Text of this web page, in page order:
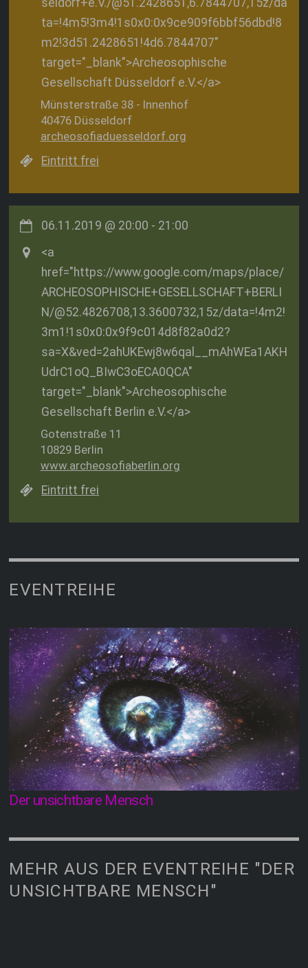
seldorf+e.V./@51.2428651,6.7844707,15z/da
ta=!4m5!3m4!1s0x0:0x9ce909f6bbf56dbd!8
m2!3d51.2428651!4d6.7844707"
target="_blank">Archeosophische
Gesellschaft Düsseldorf e.V.</a>
Münsterstraße 38 - Innenhof
40476 Düsseldorf
archeosofiaduesseldorf.org
Eintritt frei
06.11.2019 @ 20:00 - 21:00
<a
href="https://www.google.com/maps/place/
ARCHEOSOPHISCHE+GESELLSCHAFT+BERLI
N/@52.4826708,13.3600732,15z/data=!4m2!
3m1!1s0x0:0x9f9c014d8f82a0d2?
sa=X&ved=2ahUKEwj8w6qal__mAhWEa1AKH
UdrC1oQ_BIwC3oECA0QCA"
target="_blank">Archeosophische
Gesellschaft Berlin e.V.</a>
Gotenstraße 11
10829 Berlin
www.archeosofiaberlin.org
Eintritt frei
EVENTREIHE
Der unsichtbare Mensch
MEHR AUS DER EVENTREIHE "DER
UNSICHTBARE MENSCH"